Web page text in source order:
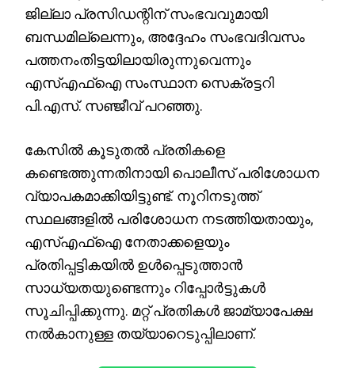
ജില്ലാ പ്രസിഡന്റിന് സംഭവവുമായി
ബന്ധമില്ലെന്നും, അദ്ദേഹം സംഭവദിവസം
പത്തനംതിട്ടയിലായിരുന്നുവെന്നും
എസ്എഫ്ഐ സംസ്ഥാന സെക്രട്ടറി
പി.എസ്. സഞ്ജീവ് പറഞ്ഞു.
കേസിൽ കൂടുതൽ പ്രതികളെ
കണ്ടെത്തുന്നതിനായി പൊലീസ് പരിശോധന
വ്യാപകമാക്കിയിട്ടുണ്ട്. നൂറിനടുത്ത്
സ്ഥലങ്ങളിൽ പരിശോധന നടത്തിയതായും,
എസ്എഫ്ഐ നേതാക്കളെയും
പ്രതിപ്പട്ടികയിൽ ഉൾപ്പെടുത്താൻ
സാധ്യതയുണ്ടെന്നും റിപ്പോർട്ടുകൾ
സൂചിപ്പിക്കുന്നു. മറ്റ് പ്രതികൾ ജാമ്യാപേക്ഷ
നൽകാനുള്ള തയ്യാറെടുപ്പിലാണ്.